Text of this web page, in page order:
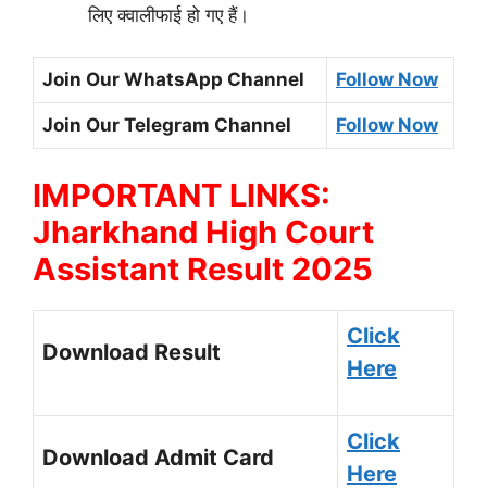
लिए क्वालीफाई हो गए हैं।
Join Our WhatsApp Channel Follow Now
Join Our Telegram Channel Follow Now
IMPORTANT LINKS:
Jharkhand High Court
Assistant Result 2025
Download Result
Click
Here
Download Admit Card
Click
Here